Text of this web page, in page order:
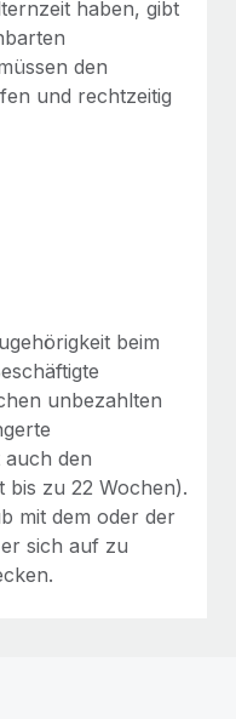
haben, gibt
den
und rechtzeitig
beim
unbezahlten
den
zu 22 Wochen).
mit dem oder der
sich auf zu